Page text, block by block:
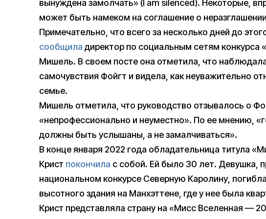
вынуждена замолчать» (I am silenced). Некоторые,
может быть намеком на соглашение о
Примечательно, что всего за несколько дней до
сообщила директор по социальным сетям
Мишель. В своем посте она отметила, что
самочувствия Фойгт и видела, как неуважительно
семье.
Мишель отметила, что руководство отзывалось о
«непрофессионально и неуместно». По ее мнению,
должны быть услышаны, а не замалчиваться».
В конце января 2022 года обладательница титула
Крист покончила с собой. Ей было 30 лет. Девушка,
национальном конкурсе Северную Каролину,
высотного здания на Манхэттене, где у нее была
Крист представляла страну на «Мисс Вселенная —